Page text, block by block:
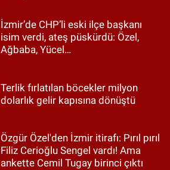
İzmir’de CHP’li eski ilçe başkanı
isim verdi, ateş püskürdü: Özel,
Ağbaba, Yücel…
Terlik fırlatılan böcekler milyon
dolarlık gelir kapısına dönüştü
Özgür Özel'den İzmir itirafı: Pırıl pırıl
Filiz Cerioğlu Sengel vardı! Ama
ankette Cemil Tugay birinci çıktı